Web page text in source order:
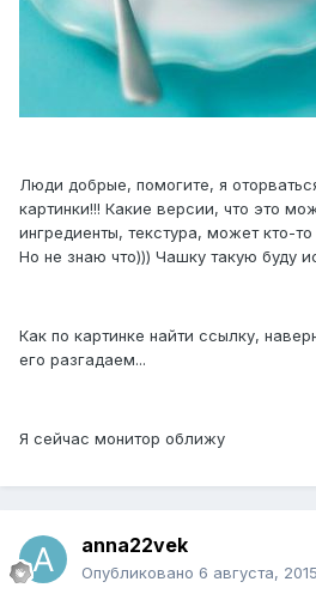
Люди добрые, помогите, я
картинки!!! Какие версии, что это
ингредиенты, текстура, может кто-
Но не знаю что))) Чашку такую буду
Как по картинке найти ссылку,
его разгадаем...
Я сейчас монитор оближу
anna22vek
Опубликовано 6 августа, 2015